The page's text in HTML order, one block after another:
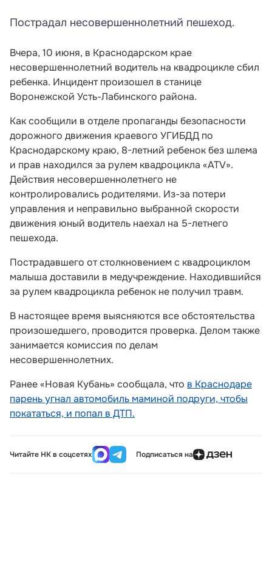
Пострадал несовершеннолетний пешеход.
Вчера, 10 июня, в Краснодарском крае
несовершеннолетний водитель на квадроцикле сбил
ребенка. Инцидент произошел в станице
Воронежской Усть-Лабинского района.
Как сообщили в отделе пропаганды безопасности
дорожного движения краевого УГИБДД по
Краснодарскому краю, 8-летний ребенок без шлема
и прав находился за рулем квадроцикла «ATV».
Действия несовершеннолетнего не
контролировались родителями. Из-за потери
управления и неправильно выбранной скорости
движения юный водитель наехал на 5-летнего
пешехода.
Пострадавшего от столкновением с квадроциклом
малыша доставили в медучреждение. Находившийся
за рулем квадроцикла ребенок не получил травм.
В настоящее время выясняются все обстоятельства
произошедшего, проводится проверка. Делом также
занимается комиссия по делам
несовершеннолетних.
Ранее «Новая Кубань» сообщала, что в Краснодаре
парень угнал автомобиль маминой подруги, чтобы
покататься, и попал в ДТП.
Читайте НК в соцсетях Подписаться на